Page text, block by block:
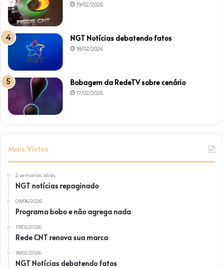
19/02/2026
NGT Notícias debatendo fatos
18/02/2026
Bobagem da RedeTV sobre cenário
17/02/2026
Mais Vistos
2 semanas atrás
NGT notícias repaginado
09/06/2026
Programa bobo e não agrega nada
19/02/2026
Rede CNT renova sua marca
18/02/2026
NGT Notícias debatendo fatos